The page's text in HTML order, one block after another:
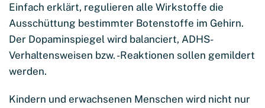
Einfach erklärt, regulieren alle Wirkstoffe die
Ausschüttung bestimmter Botenstoffe im Gehirn.
Der Dopaminspiegel wird balanciert, ADHS-
Verhaltensweisen bzw. -Reaktionen sollen gemildert
werden.
Kindern und erwachsenen Menschen wird nicht nur